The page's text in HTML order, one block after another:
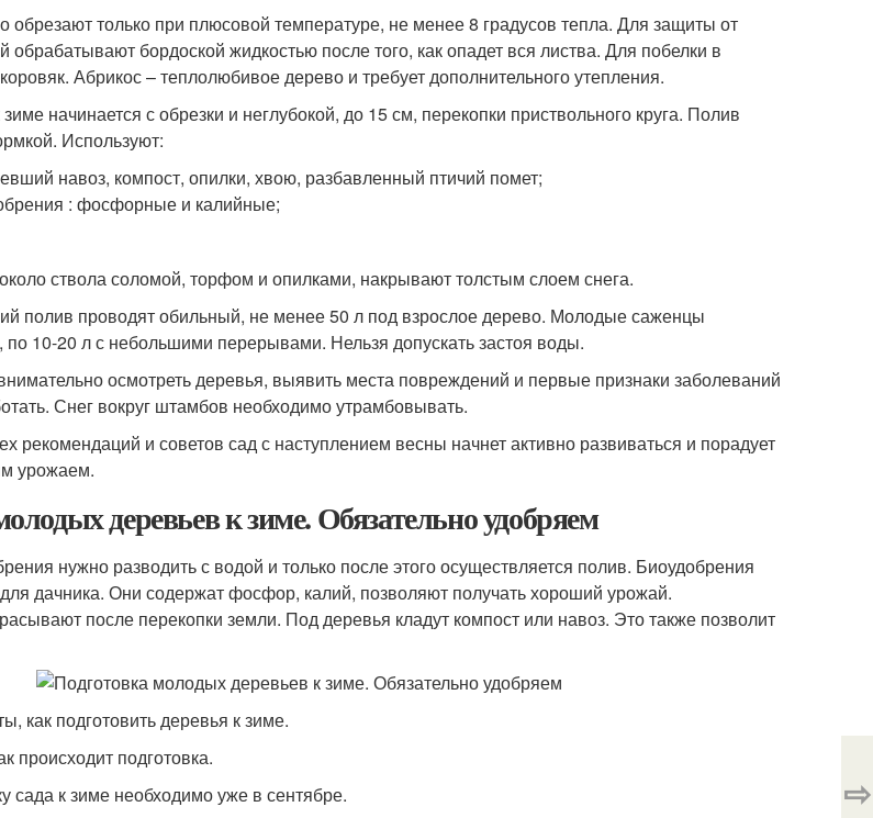
обрезают только при плюсовой температуре, не менее 8 градусов тепла. Для защиты от
обрабатывают бордоской жидкостью после того, как опадет вся листва. Для побелки в
Абрикос – теплолюбивое дерево и требует дополнительного утепления.
начинается с обрезки и неглубокой, до 15 см, перекопки приствольного круга. Полив
Используют:
навоз, компост, опилки, хвою, разбавленный птичий помет;
: фосфорные и калийные;
ствола соломой, торфом и опилками, накрывают толстым слоем снега.
полив проводят обильный, не менее 50 л под взрослое дерево. Молодые саженцы
по 10-20 л с небольшими перерывами. Нельзя допускать застоя воды.
осмотреть деревья, выявить места повреждений и первые признаки заболеваний
Снег вокруг штамбов необходимо утрамбовывать.
рекомендаций и советов сад с наступлением весны начнет активно развиваться и порадует
урожаем.
деревьев к зиме. Обязательно удобряем
нужно разводить с водой и только после этого осуществляется полив. Биоудобрения
дачника. Они содержат фосфор, калий, позволяют получать хороший урожай.
после перекопки земли. Под деревья кладут компост или навоз. Это также позволит
как подготовить деревья к зиме.
происходит подготовка.
сада к зиме необходимо уже в сентябре.
⇨